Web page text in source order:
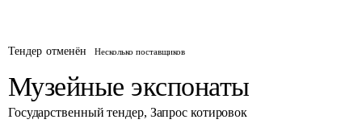
Тендер отменён Несколько поставщиков
Музейные экспонаты
Государственный тендер, Запрос котировок